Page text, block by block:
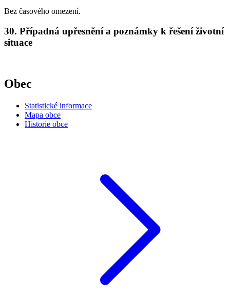
Bez časového omezení.
30. Případná upřesnění a poznámky k řešení životní
situace
Obec
Statistické informace
Mapa obce
Historie obce